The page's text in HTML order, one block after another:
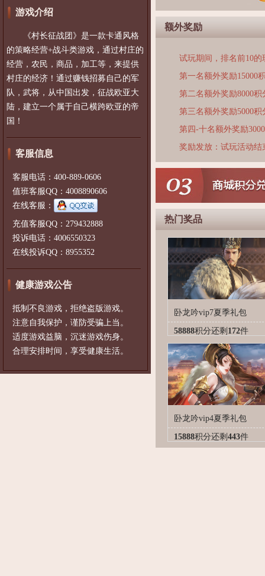
游戏介绍
《村长征战团》是一款卡通风格
的策略经营+战斗类游戏，通过村庄的
经营，农民，商品，加工等，来提供
村庄的经济！通过赚钱招募自己的军
队，武将，从中国出发，征战欧亚大
陆，建立一个属于自己横跨欧亚的帝
国！
客服信息
客服电话：400-889-0606
值班客服QQ：4008890606
在线客服：
充值客服QQ：279432888
投诉电话：4006550323
在线投诉QQ：8955352
健康游戏公告
抵制不良游戏，拒绝盗版游戏。
注意自我保护，谨防受骗上当。
适度游戏益脑，沉迷游戏伤身。
合理安排时间，享受健康生活。
额外奖励
试玩期间，排名前10
第一名额外奖励15000
第二名额外奖励8000积
第三名额外奖励5000积
第四-十名额外奖励
奖励发放：试玩活动
热门奖品
卧龙吟vip7夏季礼包
58888积分还剩 172件
卧龙吟vip4夏季礼包
15888积分还剩 443件